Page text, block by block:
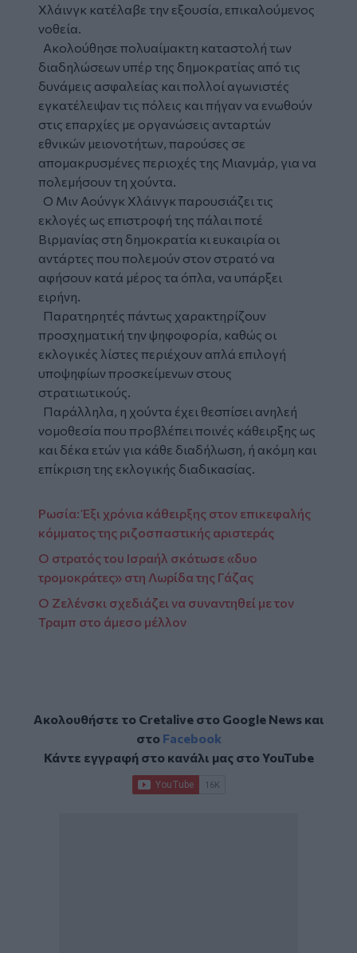
Χλάινγκ κατέλαβε την εξουσία, επικαλούμενος
νοθεία.
Ακολούθησε πολυαίμακτη καταστολή των
διαδηλώσεων υπέρ της δημοκρατίας από τις
δυνάμεις ασφαλείας και πολλοί αγωνιστές
εγκατέλειψαν τις πόλεις και πήγαν να ενωθούν
στις επαρχίες με οργανώσεις ανταρτών
εθνικών μειονοτήτων, παρούσες σε
απομακρυσμένες περιοχές της Μιανμάρ, για να
πολεμήσουν τη χούντα.
Ο Μιν Αούνγκ Χλάινγκ παρουσιάζει τις
εκλογές ως επιστροφή της πάλαι ποτέ
Βιρμανίας στη δημοκρατία κι ευκαιρία οι
αντάρτες που πολεμούν στον στρατό να
αφήσουν κατά μέρος τα όπλα, να υπάρξει
ειρήνη.
Παρατηρητές πάντως χαρακτηρίζουν
προσχηματική την ψηφοφορία, καθώς οι
εκλογικές λίστες περιέχουν απλά επιλογή
υποψηφίων προσκείμενων στους
στρατιωτικούς.
Παράλληλα, η χούντα έχει θεσπίσει ανηλεή
νομοθεσία που προβλέπει ποινές κάθειρξης ως
και δέκα ετών για κάθε διαδήλωση, ή ακόμη και
επίκριση της εκλογικής διαδικασίας.
Ρωσία: Έξι χρόνια κάθειρξης στον επικεφαλής
κόμματος της ριζοσπαστικής αριστεράς
Ο στρατός του Ισραήλ σκότωσε «δυο
τρομοκράτες» στη Λωρίδα της Γάζας
Ο Ζελένσκι σχεδιάζει να συναντηθεί με τον
Τραμπ στο άμεσο μέλλον
Ακολουθήστε το Cretalive στο Google Newsκαι
στο Facebook
Κάντε εγγραφή στο κανάλι μας στοYouTube